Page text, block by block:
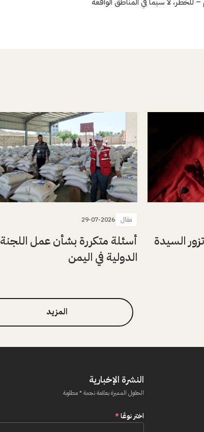
السيدة
مقال 29-07-2026
أسئلة متكررة بشأن عمل اللجنة
الدولية في اليمن
المزيد
النشرة الإخبارية
الحقول المميزة بعلامة نجمة * مطلوبة
اختر نوعًا*